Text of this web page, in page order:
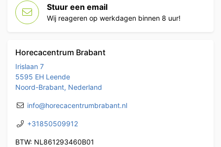
Stuur een email
Wij reageren op werkdagen binnen 8 uur!
Horecacentrum Brabant
Irislaan 7
5595 EH Leende
Noord-Brabant, Nederland
info@horecacentrumbrabant.nl
+31850509912
BTW: NL861293460B01